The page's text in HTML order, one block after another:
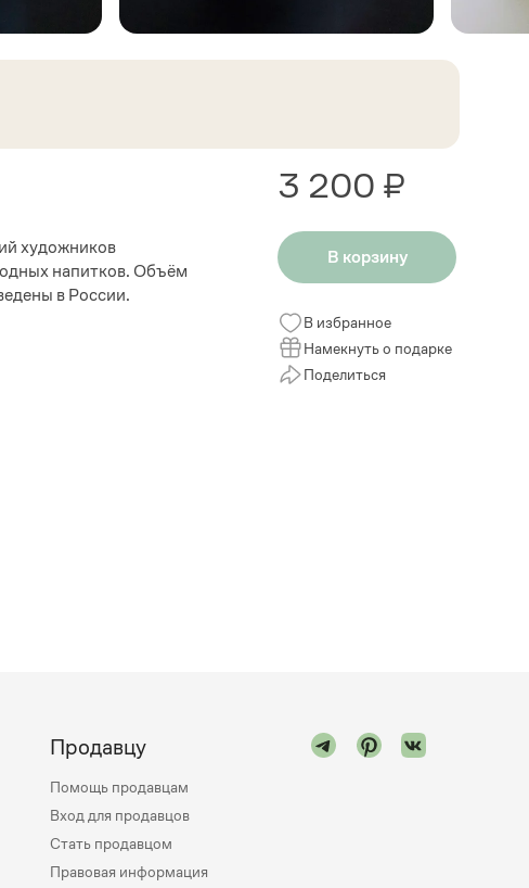
художников
напитков. Объём
в России.
3 200 ₽
В корзину
В избранное
Намекнуть о подарке
Поделиться
Продавцу
Помощь продавцам
Вход для продавцов
Стать продавцом
Правовая информация